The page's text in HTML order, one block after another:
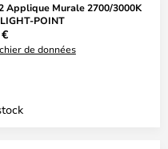
Applique Murale 2700/3000K
POINT
de données